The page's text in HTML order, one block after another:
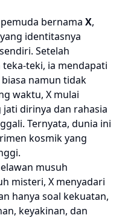
bernama X,
identitasnya
Setelah
teki, ia mendapati
namun tidak
waktu, X mulai
dirinya dan rahasia
Ternyata, dunia ini
kosmik yang
musuh
misteri, X menyadari
hanya soal kekuatan,
keyakinan, dan